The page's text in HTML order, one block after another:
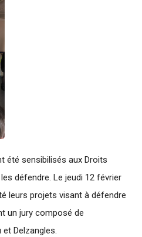
été sensibilisés aux Droits
défendre. Le jeudi 12 février
leurs projets visant à défendre
un jury composé de
et Delzangles.